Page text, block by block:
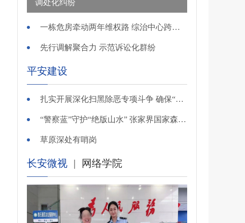
调处化纠纷
一栋危房牵动两年维权路 综治中心跨省寻鉴解民忧
先行调解聚合力 示范诉讼化群纷
平安建设
扎实开展深化扫黑除恶专项斗争 确保“全年全域平平安安、平平稳稳”——广东召开全省扫黑除恶专项斗争视频
“警察蓝”守护“绝版山水” 张家界国家森林公园景区派出所深化“生态警务”建设
草原深处有哨岗
长安微视 | 网络学院